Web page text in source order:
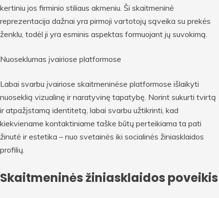
kertiniu jos firminio stiliaus akmeniu. Ši skaitmeninė
reprezentacija dažnai yra pirmoji vartotojų sąveika su prekės
ženklu, todėl ji yra esminis aspektas formuojant jų suvokimą.
Nuoseklumas įvairiose platformose
Labai svarbu įvairiose skaitmeninėse platformose išlaikyti
nuoseklią vizualinę ir naratyvinę tapatybę. Norint sukurti tvirtą
ir atpažįstamą identitetą, labai svarbu užtikrinti, kad
kiekviename kontaktiniame taške būtų perteikiama ta pati
žinutė ir estetika – nuo svetainės iki socialinės žiniasklaidos
profilių.
Skaitmeninės žiniasklaidos poveikis